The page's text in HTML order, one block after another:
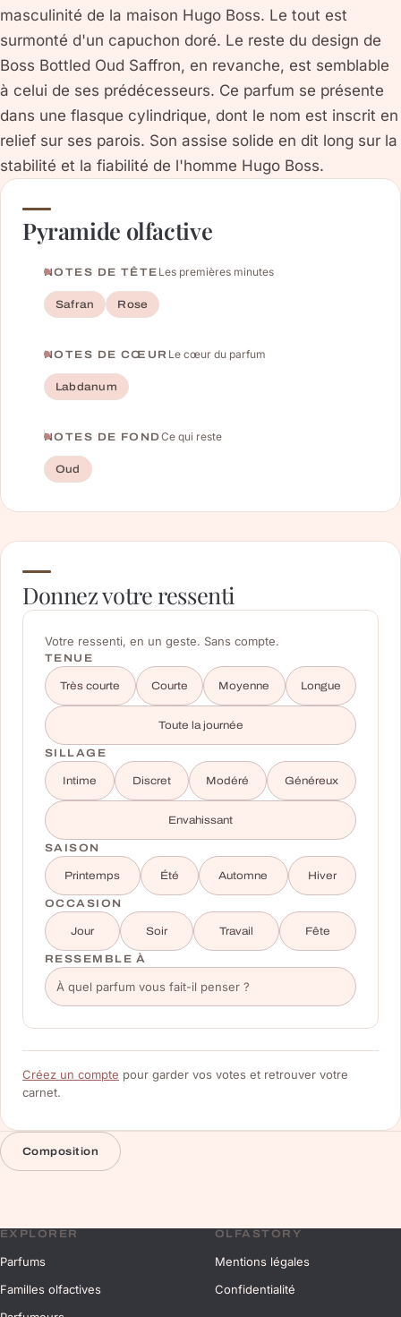
masculinité de la maison Hugo Boss. Le tout est
surmonté d'un capuchon doré. Le reste du design de
Boss Bottled Oud Saffron, en revanche, est semblable
à celui de ses prédécesseurs. Ce parfum se présente
dans une flasque cylindrique, dont le nom est inscrit en
relief sur ses parois. Son assise solide en dit long sur la
stabilité et la fiabilité de l'homme Hugo Boss.
Pyramide olfactive
NOTES DE TÊTE Les premières minutes
Safran Rose
NOTES DE CŒUR Le cœur du parfum
Labdanum
NOTES DE FONDCe qui reste
Oud
Donnez votre ressenti
Votre ressenti, en un geste. Sans compte.
TENUE
Très courte Courte Moyenne Longue
Toute la journée
SILLAGE
Intime Discret Modéré Généreux
Envahissant
SAISON
Printemps Été Automne Hiver
OCCASION
Jour Soir Travail Fête
RESSEMBLE À
Créez un compte pour garder vos votes et retrouver votre
carnet.
Composition
EXPLORER
Parfums
Familles olfactives
OLFASTORY
Mentions légales
Confidentialité